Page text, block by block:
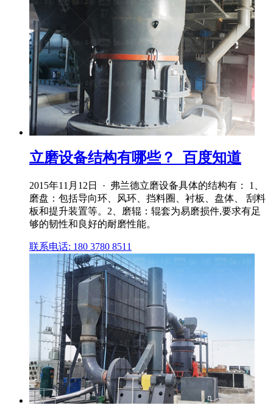
立磨设备结构有哪些？_百度知道
2015年11月12日 · 弗兰德立磨设备具体的结构有： 1、
磨盘：包括导向环、风环、挡料圈、衬板、盘体、 刮料
板和提升装置等。2、磨辊：辊套为易磨损件,要求有足
够的韧性和良好的耐磨性能。
联系电话: 180 3780 8511